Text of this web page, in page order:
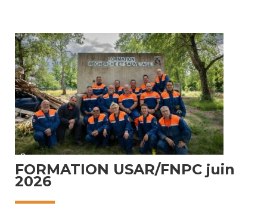
4 juillet 2026
FORMATION USAR/FNPC juin
2026